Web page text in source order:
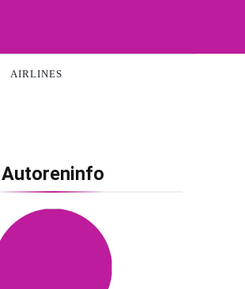
AIRLINES
Autoreninfo